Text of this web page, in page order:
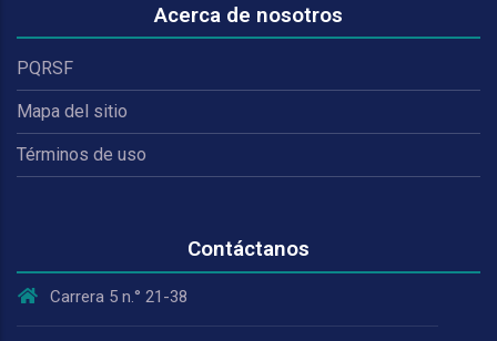
Acerca de nosotros
PQRSF
Mapa del sitio
Términos de uso
Contáctanos
Carrera 5 n.° 21-38